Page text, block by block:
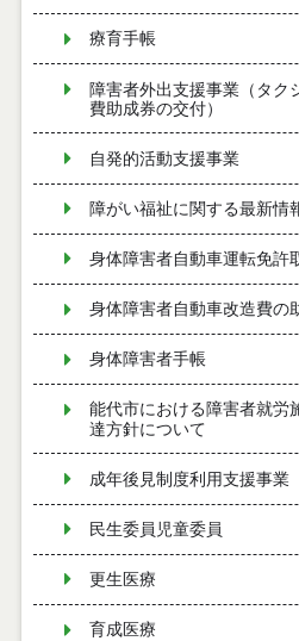
療育手帳
障害者外出支援事業（タク
費助成券の交付）
自発的活動支援事業
障がい福祉に関する最新情
身体障害者自動車運転免許
身体障害者自動車改造費の
身体障害者手帳
能代市における障害者就労
達方針について
成年後見制度利用支援事業
民生委員児童委員
更生医療
育成医療